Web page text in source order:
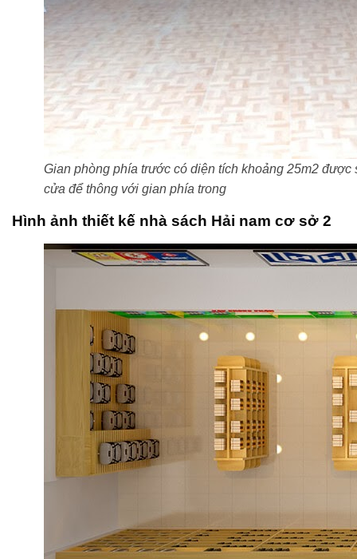
Gian phòng phía trước có diện tích khoảng 25m2
cửa để thông với gian phía trong
Hình ảnh thiết kế nhà sách Hải nam cơ sở 2